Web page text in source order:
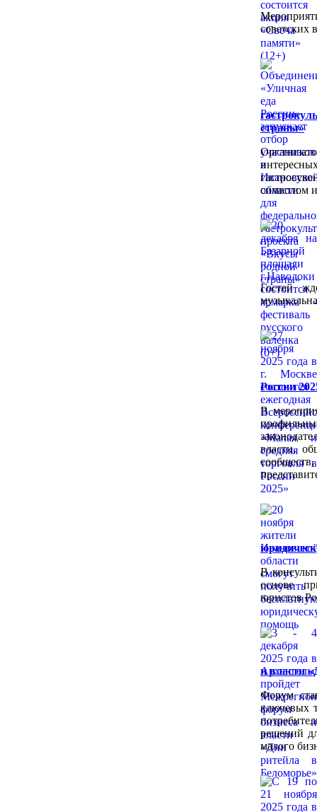
советских
страны»
символом
Гостей
России
В
власти,
В
основе
юристов
и власти
Форум
ключевых
решений
малого